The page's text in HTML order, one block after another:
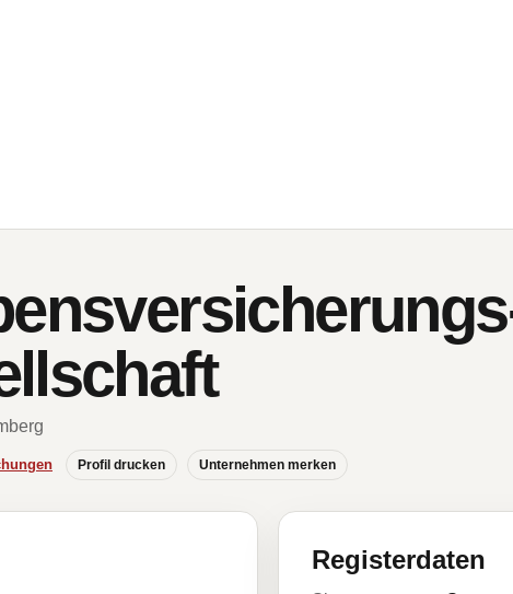
Profil drucken Unternehmen merken
Registerdaten